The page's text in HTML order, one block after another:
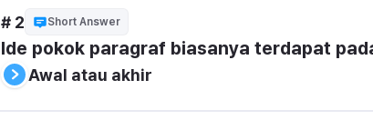
# 2 Short Answer
Ide pokok paragraf biasanya terdapat
Awal atau akhir